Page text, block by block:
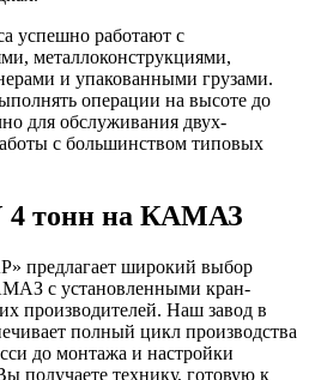
успешно работают с
металлоконструкциями,
и упакованными грузами.
операции на высоте до
для обслуживания двух-
с большинством типовых
4 тонн на КАМАЗ
предлагает широкий выбор
с установленными кран-
производителей. Наш завод в
полный цикл производства
до монтажа и настройки
получаете технику, готовую к